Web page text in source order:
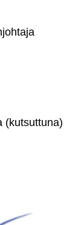
(kutsuttuna)